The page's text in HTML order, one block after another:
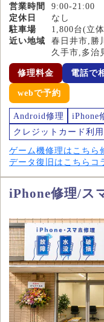
営業時間
9:00-21:00
定休日
なし
駐車場
1,800台(立
近い地域
春日井市,勝
久手市,多治
修理料金 電話で
webで予約
Android修理 iPhone
クレジットカード利
ゲーム機修理はこちら
データ復旧はこちら コ
iPhone修理/ス